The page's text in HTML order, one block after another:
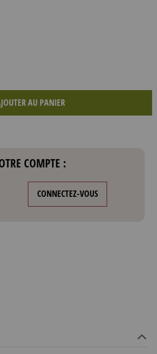
AU PANIER
COMPTE :
CONNECTEZ-VOUS